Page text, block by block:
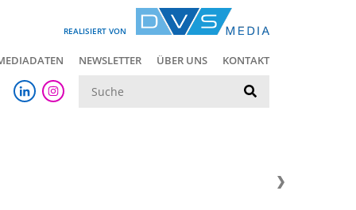
REALISIERT VON
NEWSLETTER ÜBER UNS KONTAKT